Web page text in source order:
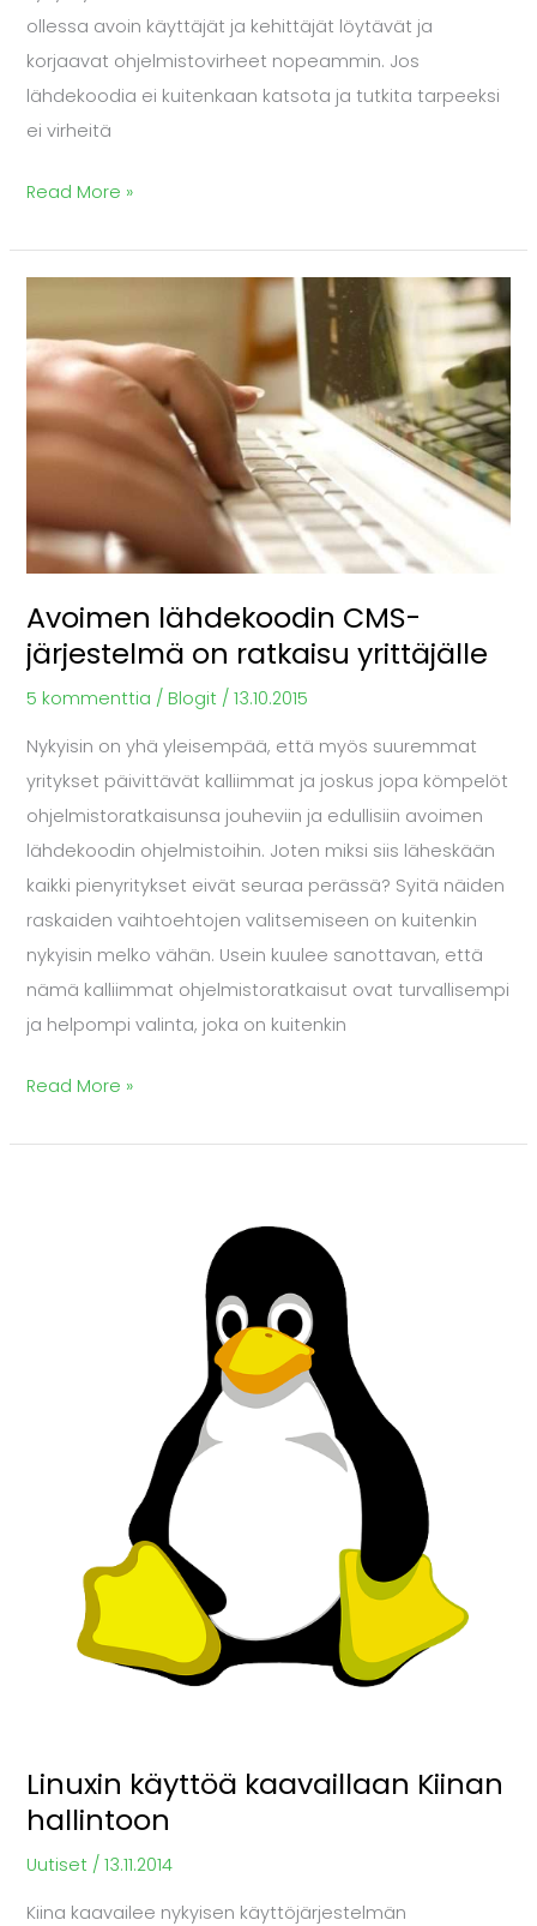
ollessa avoin käyttäjät ja kehittäjät löytävät ja
korjaavat ohjelmistovirheet nopeammin. Jos
lähdekoodia ei kuitenkaan katsota ja tutkita tarpeeksi
ei virheitä
Read More »
Avoimen lähdekoodin CMS-
järjestelmä on ratkaisu yrittäjälle
5 kommenttia / Blogit /13.10.2015
Nykyisin on yhä yleisempää, että myös suuremmat
yritykset päivittävät kalliimmat ja joskus jopa kömpelöt
ohjelmistoratkaisunsa jouheviin ja edullisiin avoimen
lähdekoodin ohjelmistoihin. Joten miksi siis läheskään
kaikki pienyritykset eivät seuraa perässä? Syitä näiden
raskaiden vaihtoehtojen valitsemiseen on kuitenkin
nykyisin melko vähän. Usein kuulee sanottavan, että
nämä kalliimmat ohjelmistoratkaisut ovat turvallisempi
ja helpompi valinta, joka on kuitenkin
lähdekoodin
CMS-
järjestelmä
on
Read More »
Linuxin käyttöä kaavaillaan Kiinan
hallintoon
Uutiset /13.11.2014
Kiina kaavailee nykyisen käyttöjärjestelmän